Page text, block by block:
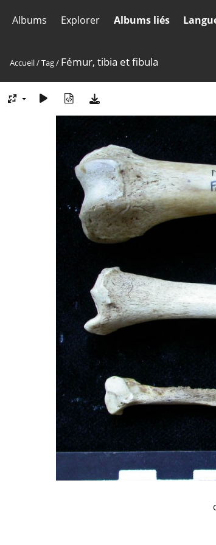
Albums Explorer Albums liés
Accueil/Tag/ Fémur, tibia et fibula